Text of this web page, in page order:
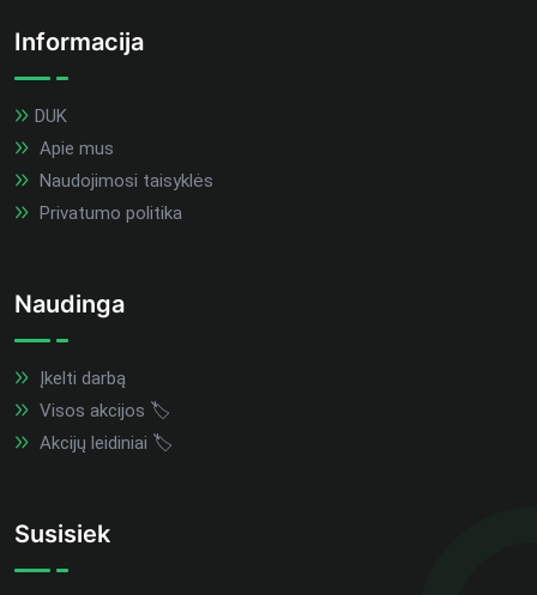
Informacija
DUK
Apie mus
Naudojimosi taisyklės
Privatumo politika
Naudinga
Įkelti darbą
Visos akcijos 🏷️
Akcijų leidiniai 🏷️
Susisiek